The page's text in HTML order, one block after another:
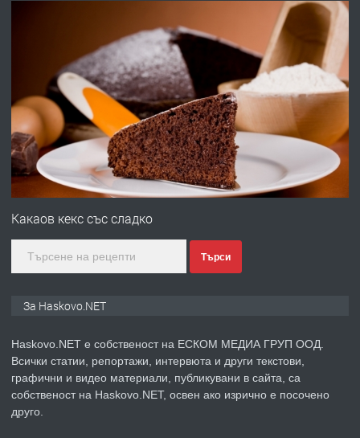
преди 4 дни
ПРЕДЛАГА
№4120 Магазин/Офис под наем в кв.
Любен Каравелов, Хасково-близо до
градската градина!
преди 5 дни
ПРЕДЛАГА
ПРОСТОРЕН ТРИСТАЕН
КУБА
преди 5 дни
ПРЕДЛАГА СГЛОБЯВАНЕ НА МЕБЕЛИ.
Какаов кекс със сладко
Търси
За Haskovo.NET
Haskovo.NET е собственост на ЕСКОМ МЕДИА ГРУП ООД.
Всички статии, репортажи, интервюта и други текстови,
графични и видео материали, публикувани в сайта, са
собственост на Haskovo.NET, освен ако изрично е посочено
друго.